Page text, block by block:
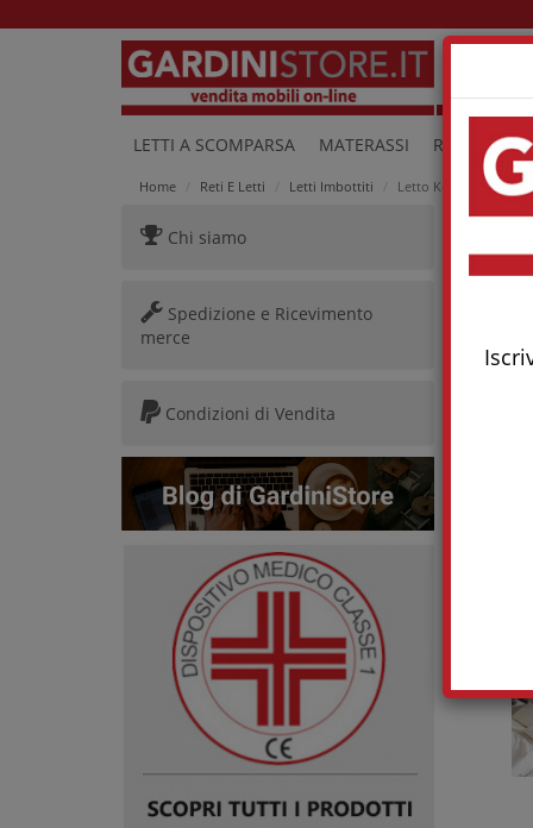
LETTI A SCOMPARSA MATERASSI RETI E LETTI
Home Reti E Letti Letti Imbottiti Letto Kenny Fix
Letto
Chi siamo
Spedizione e Ricevimento
merce
Condizioni di Vendita